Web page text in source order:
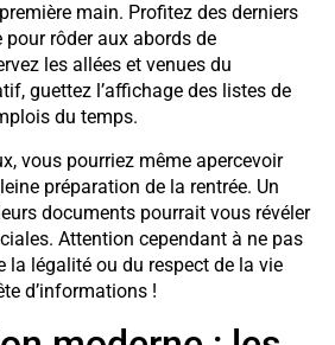
main. Profitez des derniers
rôder aux abords de
les allées et venues du
guettez l’affichage des listes de
du temps.
vous pourriez même apercevoir
préparation de la rentrée. Un
documents pourrait vous révéler
Attention cependant à ne pas
la légalité ou du respect de la vie
d’informations !